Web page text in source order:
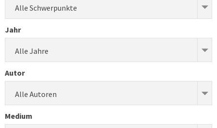
Alle Schwerpunkte
Jahr
Alle Jahre
Autor
Alle Autoren
Medium